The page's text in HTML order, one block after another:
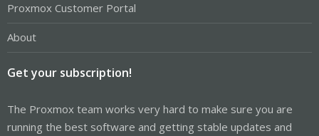
Proxmox Customer Portal
About
Get your subscription!
The Proxmox team works very hard to make sure you are
running the best software and getting stable updates and